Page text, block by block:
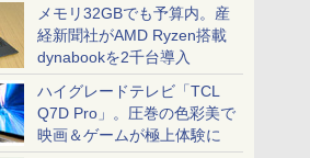
メモリ32GBでも予算内。産
経新聞社がAMD Ryzen搭載
dynabookを2千台導入
ハイグレードテレビ「TCL
Q7D Pro」。圧巻の色彩美で
映画＆ゲームが極上体験に